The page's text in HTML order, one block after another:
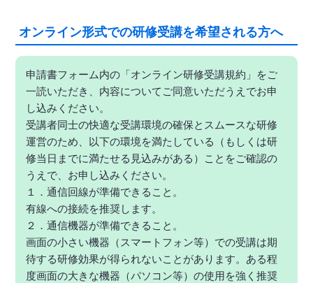
オンライン形式での研修受講を希望される方へ
申請書フォーム内の「オンライン研修受講規約」をご
一読いただき、内容についてご同意いただうえでお申
し込みください。
受講者同士の快適な受講環境の確保とスムースな研修
運営のため、以下の環境を満たしている（もしくは研
修当日までに満たせる見込みがある）ことをご確認の
うえで、お申し込みください。
１．通信回線が準備できること。
有線への接続を推奨します。
２．通信機器が準備できること。
画面の小さい機器（スマートフォン等）での受講は期
待する研修効果が得られないことがあります。ある程
度画面の大きな機器（パソコン等）の使用を強く推奨